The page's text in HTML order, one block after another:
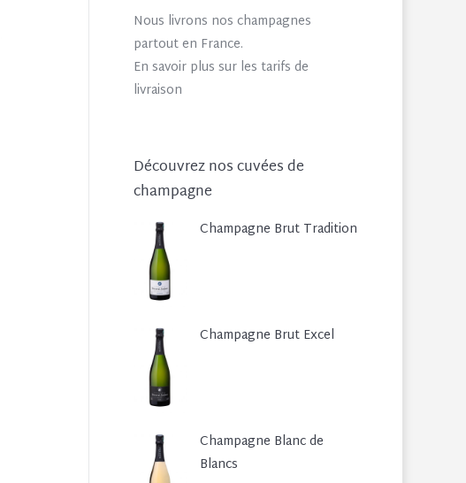
Nous livrons nos champagnes
partout en France.
En savoir plus sur les tarifs de
livraison
Découvrez nos cuvées de
champagne
Champagne Brut Tradition
Champagne Brut Excel
Champagne Blanc de
Blancs